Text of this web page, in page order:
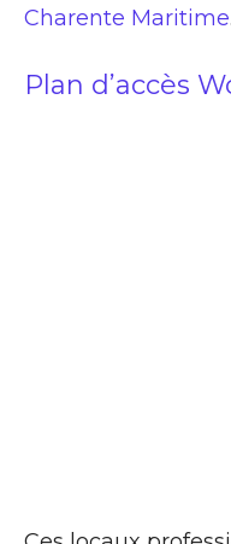
Charente Maritime.
Plan d’accès